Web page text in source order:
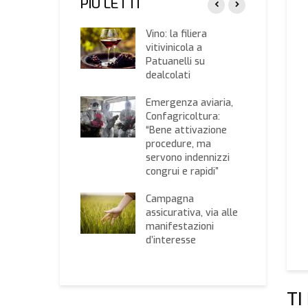
TI
PIÙ LETTI
Vino: la filiera
vitivinicola a
Patuanelli su
dealcolati
Emergenza aviaria,
Confagricoltura:
“Bene attivazione
procedure, ma
servono indennizzi
congrui e rapidi”
Campagna
assicurativa, via alle
manifestazioni
d’interesse